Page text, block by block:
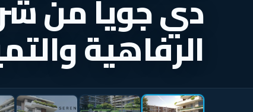
دي جويا من
الرفاهية